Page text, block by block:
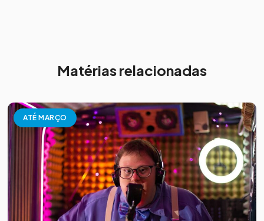
Matérias relacionadas
ATÉ MARÇO